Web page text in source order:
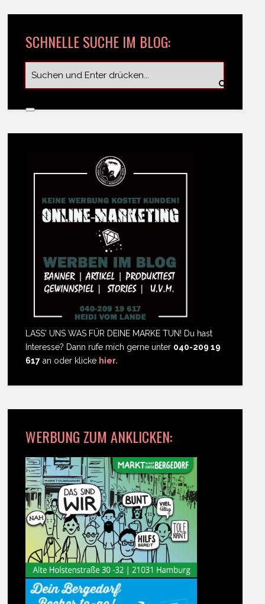
SCHNELLE SUCHE IM BLOG:
LASS' UNS WAS FÜR DEINE MARKE TUN! Du hast
Interesse? Dann rufe mich gerne unter 040-209 19
617 an oder klicke hier.
WERBUNG ZUM ANKLICKEN: